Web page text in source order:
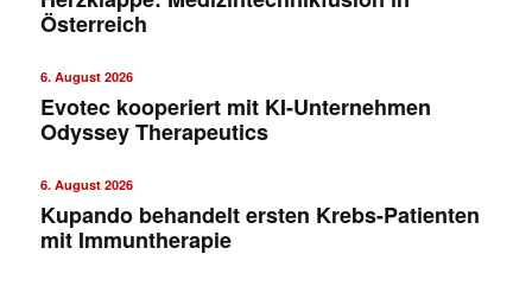
Österreich
6. August 2026
Evotec kooperiert mit KI-Unternehmen
Odyssey Therapeutics
6. August 2026
Kupando behandelt ersten Krebs-Patienten
mit Immuntherapie